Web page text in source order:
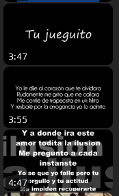
3:47
3:55
4:47